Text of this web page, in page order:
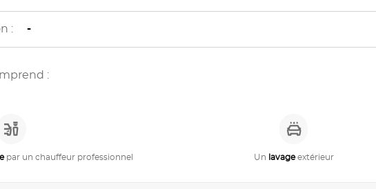
: -
:
par un chauffeur professionnel Un lavageextérieur